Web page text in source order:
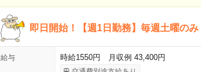
即日開始！【週1日勤務】毎週土曜の
給与 時給1550円 月収例 43,400円